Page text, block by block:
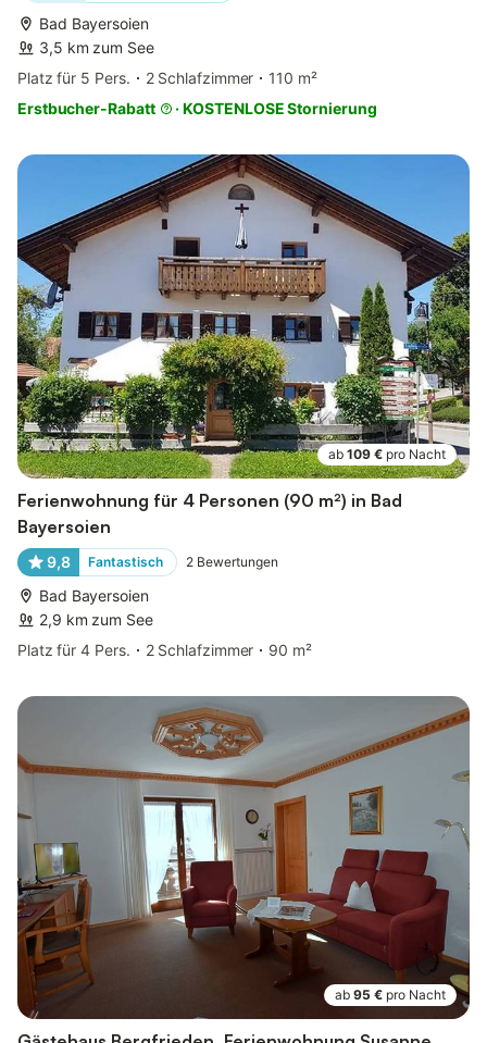
Bad Bayersoien
3,5 km zum See
Platz für 5 Pers.
2 Schlafzimmer
110 m²
Erstbucher-Rabatt
·KOSTENLOSE Stornierung
ab 109 € pro Nacht
Ferienwohnung für 4 Personen (90 m²) in Bad
Bayersoien
9,8 Fantastisch 2 Bewertungen
Bad Bayersoien
2,9 km zum See
Platz für 4 Pers.
2 Schlafzimmer 90 m²
ab 95 € pro Nacht